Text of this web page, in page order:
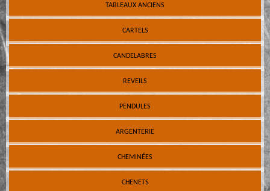
TABLEAUX ANCIENS
CARTELS
CANDELABRES
REVEILS
PENDULES
ARGENTERIE
CHEMINÉES
CHENETS